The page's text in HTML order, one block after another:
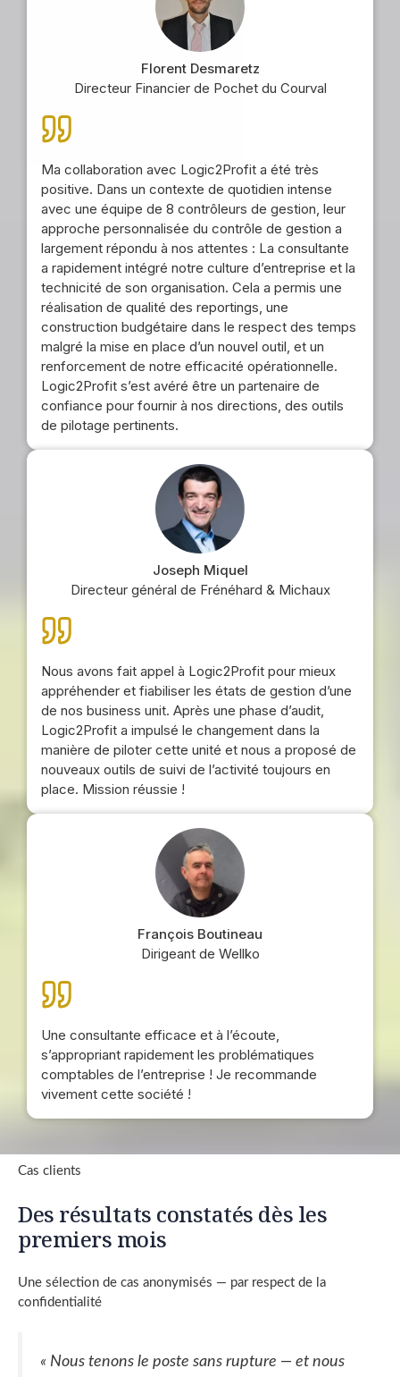
Florent Desmaretz
Directeur Financier de Pochet du Courval
Ma collaboration avec Logic2Profit a été très
positive. Dans un contexte de quotidien intense
avec une équipe de 8 contrôleurs de gestion, leur
approche personnalisée du contrôle de gestion a
largement répondu à nos attentes : La consultante
a rapidement intégré notre culture d’entreprise et la
technicité de son organisation. Cela a permis une
réalisation de qualité des reportings, une
construction budgétaire dans le respect des temps
malgré la mise en place d’un nouvel outil, et un
renforcement de notre efficacité opérationnelle.
Logic2Profit s’est avéré être un partenaire de
confiance pour fournir à nos directions, des outils
de pilotage pertinents.
Joseph Miquel
Directeur général de Frénéhard & Michaux
Nous avons fait appel à Logic2Profit pour mieux
appréhender et fiabiliser les états de gestion d’une
de nos business unit. Après une phase d’audit,
Logic2Profit a impulsé le changement dans la
manière de piloter cette unité et nous a proposé de
nouveaux outils de suivi de l’activité toujours en
place. Mission réussie !
François Boutineau
Dirigeant de Wellko
Une consultante efficace et à l’écoute,
s’appropriant rapidement les problématiques
comptables de l’entreprise ! Je recommande
vivement cette société !
Cas clients
Des résultats constatés dès les
premiers mois
Une sélection de cas anonymisés — par respect de la
confidentialité
« Nous tenons le poste sans rupture — et nous